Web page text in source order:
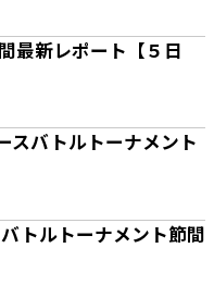
最新レポート【５日
スバトルトーナメント
トルトーナメント節間